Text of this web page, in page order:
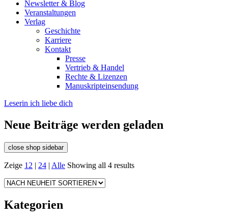
Newsletter & Blog
Veranstaltungen
Verlag
Geschichte
Karriere
Kontakt
Presse
Vertrieb & Handel
Rechte & Lizenzen
Manuskripteinsendung
Leserin ich liebe dich
Neue Beiträge werden geladen
close shop sidebar
Zeige 12 | 24 | Alle Showing all 4 results
Kategorien